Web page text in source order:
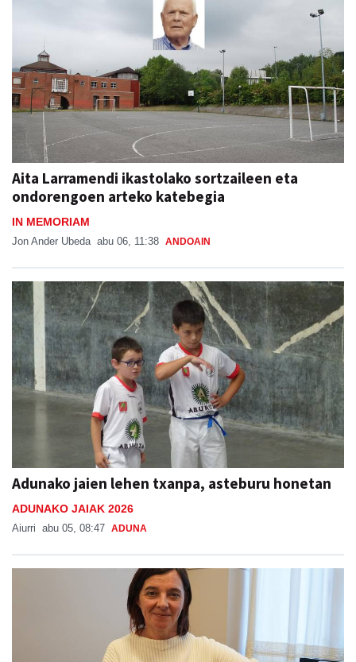
Aita Larramendi ikastolako sortzaileen eta
ondorengoen arteko katebegia
IN MEMORIAM
Jon Ander Ubeda abu 06, 11:38 ANDOAIN
Adunako jaien lehen txanpa, asteburu honetan
ADUNAKO JAIAK 2026
Aiurri abu 05, 08:47 ADUNA